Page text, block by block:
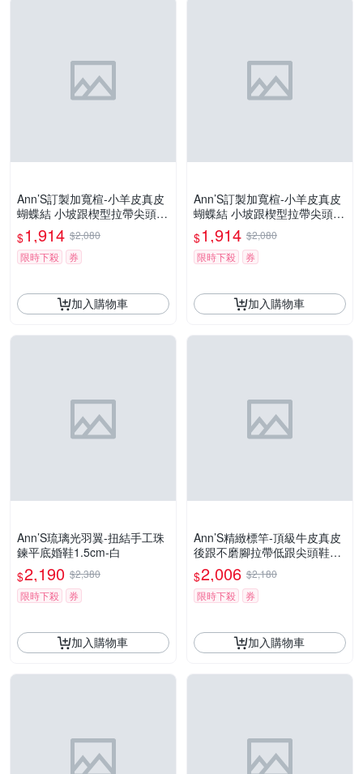
Ann’S訂製加寬楦-小羊皮真皮
蝴蝶結 小坡跟楔型拉帶尖頭鞋
4cm-黑
$1,914 $2,080
限時下殺
券
加入購物車
Ann’S訂製加寬楦-小羊皮真皮
蝴蝶結 小坡跟楔型拉帶尖頭鞋
4cm-白
$1,914 $2,080
限時下殺
券
加入購物車
Ann’S琉璃光羽翼-扭結手工珠
鍊平底婚鞋1.5cm-白
$2,190 $2,380
限時下殺
券
加入購物車
Ann’S精緻標竿-頂級牛皮真皮
後跟不磨腳拉帶低跟尖頭鞋4c
m-黑(版型偏小)
$2,006 $2,180
限時下殺
券
加入購物車